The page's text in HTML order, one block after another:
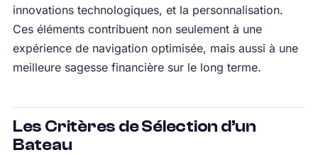
innovations technologiques, et la personnalisation.
Ces éléments contribuent non seulement à une
expérience de navigation optimisée, mais aussi à une
meilleure sagesse financière sur le long terme.
Les Critères de Sélection d’un
Bateau